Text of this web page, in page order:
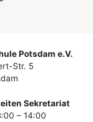
Potsdam e.V.
Str. 5
Sekretariat
– 14:00